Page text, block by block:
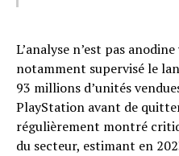
L’analyse n’est pas
notamment supervisé le
93 millions d’unités
PlayStation avant de
régulièrement montré
du secteur, estimant en